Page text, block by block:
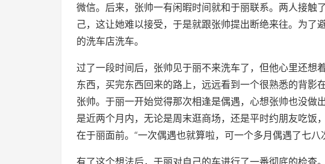
微信。后来，张帅一有闲暇时间就和于丽联系。两人接触
己，这让她难以接受，于是就跟张帅提出断绝来往。为了
的洗车店洗车。
过了一段时间后，张帅见于丽不来洗车了，但他心里还想
东西，买完东西回来的路上，远远看到一个很熟悉的背影
张帅。于丽一开始觉得那次相逢是偶遇，心想张帅也没做
是近两个月内，无论是周末逛商场，还是平时约朋友吃饭
在于丽面前。“一次偶遇也就算啦，可一个多月偶遇了七八
有了这个想法后，于丽对自己的车进行了一番彻底的检查